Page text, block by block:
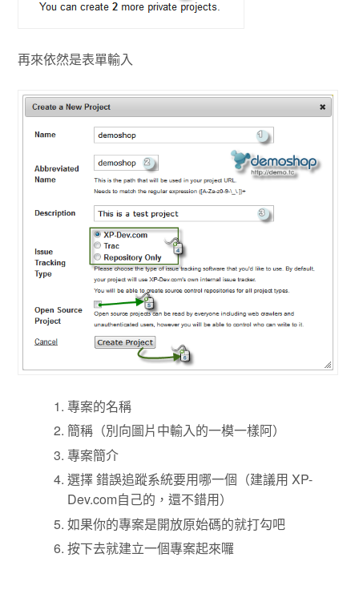
再來依然是表單輸入
專案的名稱
簡稱（別向圖片中輸入的一模一樣阿）
專案簡介
選擇 錯誤追蹤系統要用哪一個（建議用 XP-
Dev.com自己的，還不錯用）
如果你的專案是開放原始碼的就打勾吧
按下去就建立一個專案起來囉